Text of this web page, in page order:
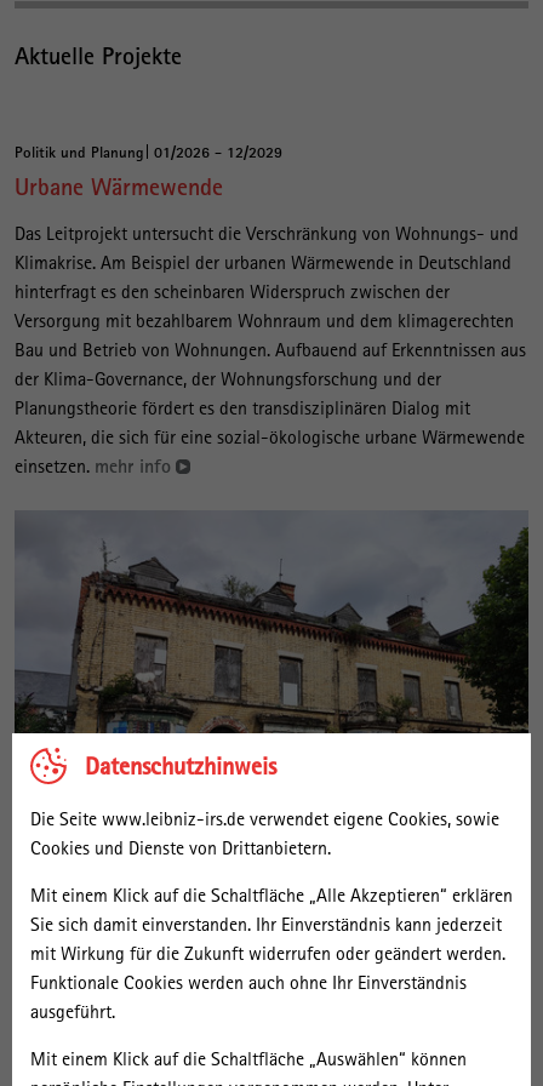
Datenschutzhinweis
Die Seite www.leibniz-irs.de verwendet eigene Cookies, sowie
Cookies und Dienste von Drittanbietern.
Mit einem Klick auf die Schaltfläche „Alle Akzeptieren“ erklären
Sie sich damit einverstanden. Ihr Einverständnis kann jederzeit
mit Wirkung für die Zukunft widerrufen oder geändert werden.
Funktionale Cookies werden auch ohne Ihr Einverständnis
ausgeführt.
Mit einem Klick auf die Schaltfläche „Auswählen“ können
Aktuelle Projekte
Politik und Planung 01/2026 - 12/2029
Urbane Wärmewende
Das Leitprojekt untersucht die Verschränkung von Wohnungs- und
Klimakrise. Am Beispiel der urbanen Wärmewende in Deutschland
hinterfragt es den scheinbaren Widerspruch zwischen der
Versorgung mit bezahlbarem Wohnraum und dem klimagerechten
Bau und Betrieb von Wohnungen. Aufbauend auf Erkenntnissen aus
der Klima-Governance, der Wohnungsforschung und der
Planungstheorie fördert es den transdisziplinären Dialog mit
Akteuren, die sich für eine sozial-ökologische urbane Wärmewende
einsetzen. mehr info
Politik und Planung 09/2024 - 08/2027
Unlikely Climate Pioneers: Local Governments’ Net
Zero Actions in Left Behind Places in the UK and